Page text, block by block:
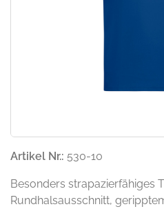
Artikel Nr.: 530-10
Besonders strapazierfähiges
Rundhalsausschnitt,